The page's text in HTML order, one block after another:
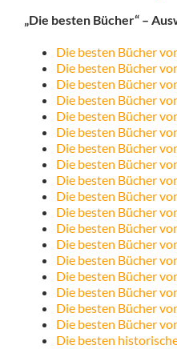
„Die besten Bücher“ –
Die besten Bücher
Die besten Bücher
Die besten Bücher
Die besten Bücher
Die besten Bücher
Die besten Bücher
Die besten Bücher
Die besten Bücher
Die besten Bücher
Die besten Bücher
Die besten Bücher
Die besten Bücher
Die besten Bücher
Die besten Bücher
Die besten Bücher
Die besten Bücher
Die besten Bücher
Die besten Bücher
Die besten